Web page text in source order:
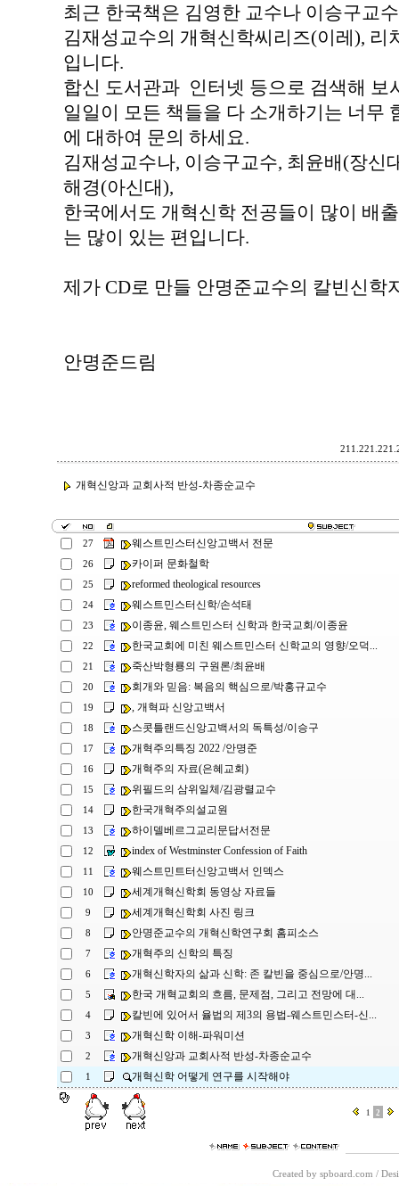
최근 한국책은 김영한 교수나 이승구교
김재성교수의 개혁신학씨리즈(이레),
입니다.
합신 도서관과 인터넷 등으로 검색해 보
일일이 모든 책들을 다 소개하기는 너무
에 대하여 문의 하세요.
김재성교수나, 이승구교수, 최윤배(장신
해경(아신대),
한국에서도 개혁신학 전공들이 많이 배
는 많이 있는 편입니다.
제가 CD로 만들 안명준교수의 칼빈신학
안명준드림
개혁신앙과 교회사적 반성-차종순교수
27 웨스트민스터신앙고백서 전문
26 카이퍼 문화철학
25 reformed theological resources
24 웨스트민스터신학/손석태
23 이종윤, 웨스트민스터 신학과 한국교회/이종윤
22 한국교회에 미친 웨스트민스터 신학교의 영향/오덕...
21 죽산박형룡의 구원론/최윤배
20 회개와 믿음: 복음의 핵심으로/박홍규교수
19 , 개혁파 신앙고백서
18 스콧틀랜드신앙고백서의 독특성/이승구
17 개혁주의특징 2022 /안명준
16 개혁주의 자료(은혜교회)
15 위필드의 삼위일체/김광렬교수
14 한국개혁주의설교원
13 하이델베르그교리문답서전문
12 index of Westminster Confession of Faith
11 웨스트민트터신앙고백서 인덱스
10 세계개혁신학회 동영상 자료들
9 세계개혁신학회 사진 링크
8 안명준교수의 개혁신학연구회 홈피소스
7 개혁주의 신학의 특징
6 개혁신학자의 삶과 신학: 존 칼빈을 중심으로/안명...
5 한국 개혁교회의 흐름, 문제점, 그리고 전망에 대...
4 칼빈에 있어서 율법의 제3의 용법-웨스트민스터-신...
3 개혁신학 이해-파워미션
2 개혁신앙과 교회사적 반성-차종순교수
1 개혁신학 어떻게 연구를 시작해야
1 2
Created by spboard.com /